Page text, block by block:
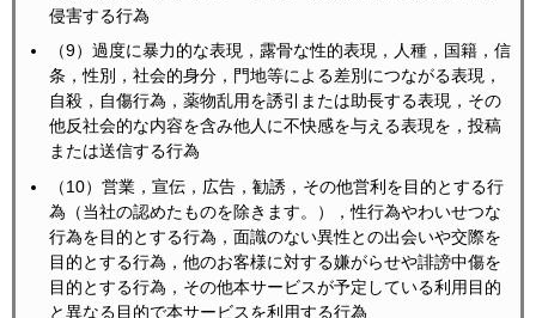
侵害する行為
（9）過度に暴力的な表現，露骨な性的表現，人種，国籍，信
条，性別，社会的身分，門地等による差別につながる表現，
自殺，自傷行為，薬物乱用を誘引または助長する表現，その
他反社会的な内容を含み他人に不快感を与える表現を，投稿
または送信する行為
（10）営業，宣伝，広告，勧誘，その他営利を目的とする行
為（当社の認めたものを除きます。），性行為やわいせつな
行為を目的とする行為，面識のない異性との出会いや交際を
目的とする行為，他のお客様に対する嫌がらせや誹謗中傷を
目的とする行為，その他本サービスが予定している利用目的
と異なる目的で本サービスを利用する行為